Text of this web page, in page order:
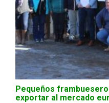
Pequeños
exportar al mercado